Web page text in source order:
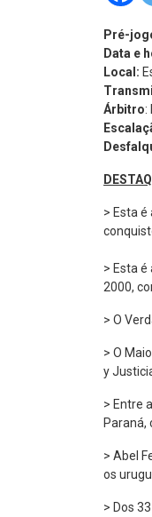
Pré-
Data e
Local:
Árbitro:
> Esta é
> Esta é
2000,
> O
> O
y
> Entre
Paraná,
> Abel
os
> Dos